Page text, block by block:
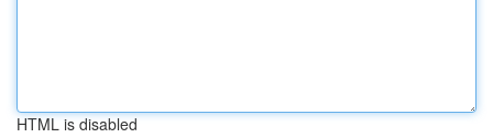
HTML is disabled